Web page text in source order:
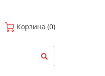
Корзина (0)